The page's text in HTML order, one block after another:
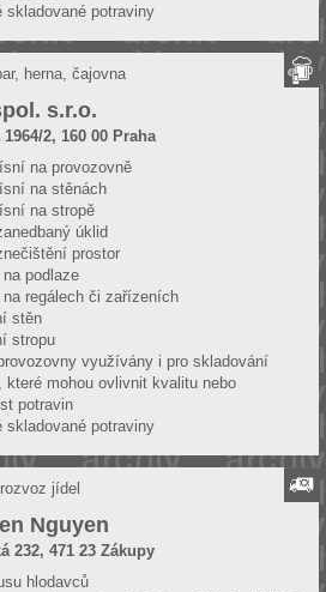
skladované potraviny
herna, čajovna
s.r.o.
2, 160 00 Praha
na provozovně
na stěnách
na stropě
úklid
prostor
podlaze
na regálech či zařízeních
stěn
stropu
využívány i pro skladování
které mohou ovlivnit kvalitu nebo
potravin
skladované potraviny
jídel
Nguyen
232, 471 23 Zákupy
hlodavců